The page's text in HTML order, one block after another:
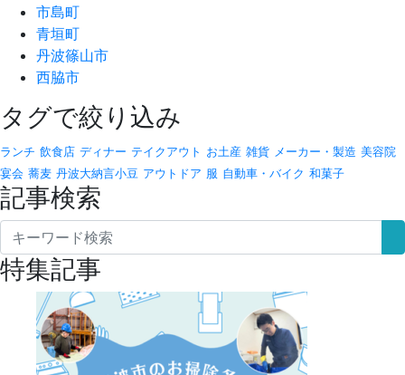
市島町
青垣町
丹波篠山市
西脇市
タグで絞り込み
ランチ 飲食店 ディナー テイクアウト お土産 雑貨 メーカー・製造 美容院
宴会 蕎麦 丹波大納言小豆 アウトドア 服 自動車・バイク 和菓子
記事検索
特集記事